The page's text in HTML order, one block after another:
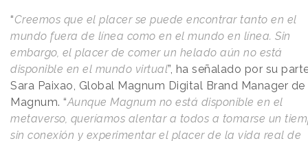
“Creemos que el placer se puede encontrar tanto en el
mundo fuera de línea como en el mundo en línea. Sin
embargo, el placer de comer un helado aún no está
disponible en el mundo virtual”, ha señalado por su
Sara Paixao, Global Magnum Digital Brand Manager de
Magnum. “Aunque Magnum no está disponible en el
metaverso, queríamos alentar a todos a tomarse un
sin conexión y experimentar el placer de la vida real de